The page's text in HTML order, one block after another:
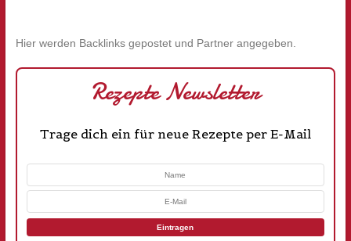
Hier werden Backlinks gepostet und Partner angegeben.
Rezepte Newsletter
Trage dich ein für neue Rezepte per E-Mail